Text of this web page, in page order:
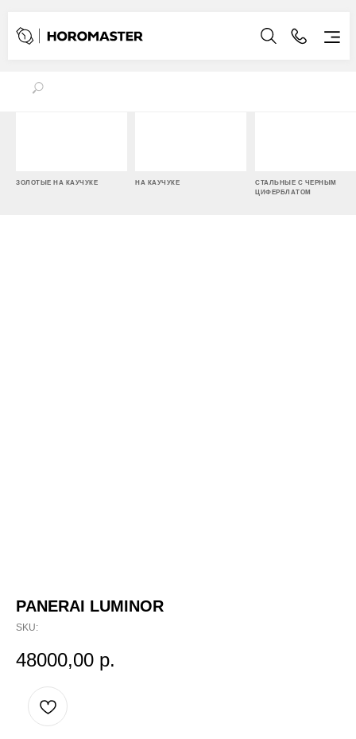
ЗОЛОТЫЕ НА КАУЧУКЕ НА КАУЧУКЕ
СТАЛЬНЫЕ С ЧЕРНЫМ
ЦИФЕРБЛАТОМ
PANERAI LUMINOR
SKU:
48000,00 р.